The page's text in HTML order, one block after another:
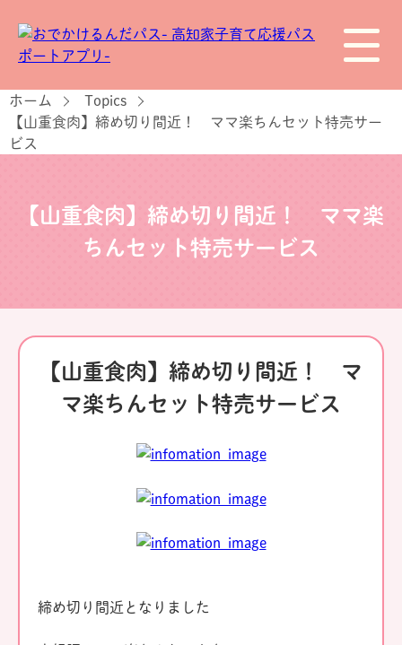
ホーム
Topics
【山重食肉】締め切り間近！ ママ楽ちんセット特売サー
ビス
【山重食肉】締め切り間近！ ママ楽
ちんセット特売サービス
【山重食肉】締め切り間近！ マ
マ楽ちんセット特売サービス
締め切り間近となりました